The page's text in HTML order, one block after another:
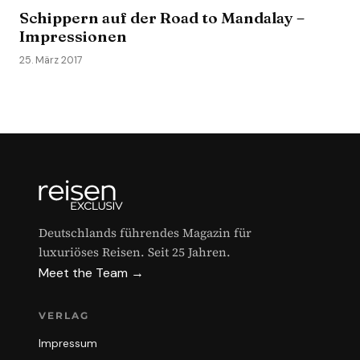
Schippern auf der Road to Mandalay –
Impressionen
25. März 2017
Deutschlands führendes Magazin für
luxuriöses Reisen. Seit 25 Jahren.
Meet the Team →
VERLAG
Impressum